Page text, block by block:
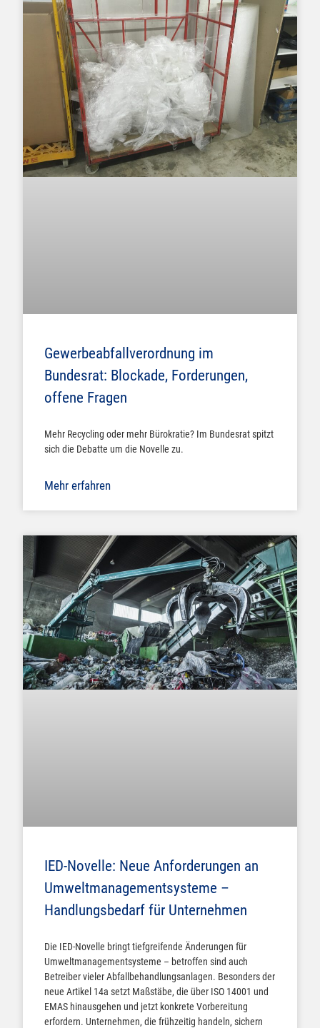
Gewerbeabfallverordnung im
Bundesrat: Blockade, Forderungen,
offene Fragen
Mehr Recycling oder mehr Bürokratie? Im Bundesrat spitzt
sich die Debatte um die Novelle zu.
Mehr erfahren
IED-Novelle: Neue Anforderungen an
Umweltmanagementsysteme –
Handlungsbedarf für Unternehmen
Die IED-Novelle bringt tiefgreifende Änderungen für
Umweltmanagementsysteme – betroffen sind auch
Betreiber vieler Abfallbehandlungsanlagen. Besonders der
neue Artikel 14a setzt Maßstäbe, die über ISO 14001 und
EMAS hinausgehen und jetzt konkrete Vorbereitung
erfordern. Unternehmen, die frühzeitig handeln, sichern